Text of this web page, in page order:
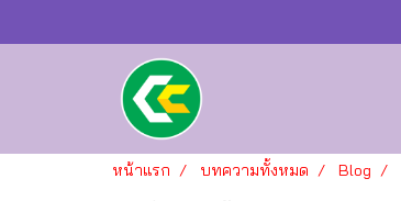
หน้าแรก บทความทั้งหมด Blog